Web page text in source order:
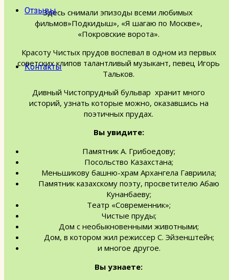
Отзывы
Контакты
Здесь снимали эпизоды всеми любимых
фильмов»Подкидыш», «Я шагаю по Москве»,
«Покровские ворота».
Красоту Чистых прудов воспевал в одном из первых
советских клипов талантливый музыкант, певец Игорь
Тальков.
Дивный Чистопрудный бульвар хранит много
историй, узнать которые можно, оказавшись на
поэтичных прудах.
Вы увидите:
Памятник А. Грибоедову;
Посольство Казахстана;
Меньшикову башню-храм Архангела Гавриила;
Памятник казахскому поэту, просветителю Абаю
Кунанбаеву;
Театр «Современник»;
Чистые пруды;
Дом с необыкновенными животными;
Дом, в котором жил режиссер С. Эйзенштейн;
и многое другое.
Вы узнаете: